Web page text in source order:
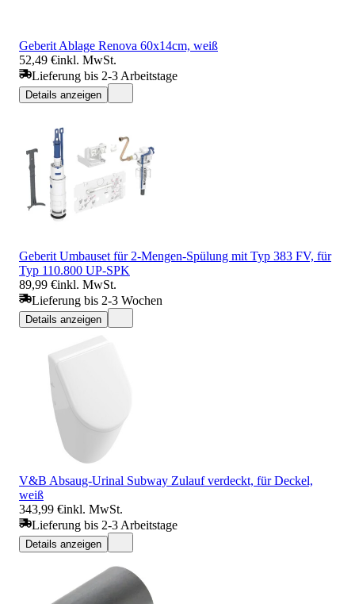
Geberit Ablage Renova 60x14cm, weiß
52,49 €inkl. MwSt.
Lieferung bis 2-3 Arbeitstage
Details anzeigen
Geberit Umbauset für 2-Mengen-Spülung mit Typ 383 FV, für
Typ 110.800 UP-SPK
89,99 €inkl. MwSt.
Lieferung bis 2-3 Wochen
Details anzeigen
V&B Absaug-Urinal Subway Zulauf verdeckt, für Deckel,
weiß
343,99 €inkl. MwSt.
Lieferung bis 2-3 Arbeitstage
Details anzeigen